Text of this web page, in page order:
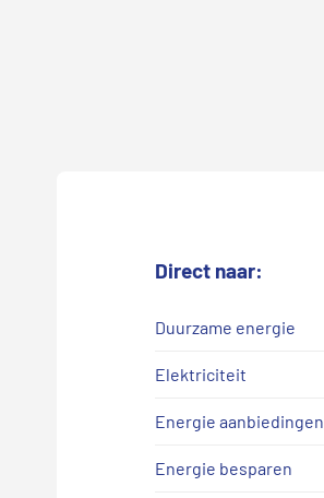
Direct naar:
Duurzame energie
Elektriciteit
Energie aanbiedingen
Energie besparen